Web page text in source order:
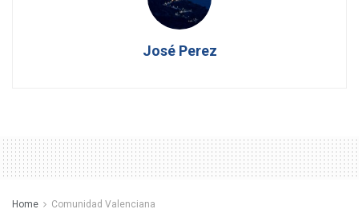
José Perez
Home Comunidad Valenciana